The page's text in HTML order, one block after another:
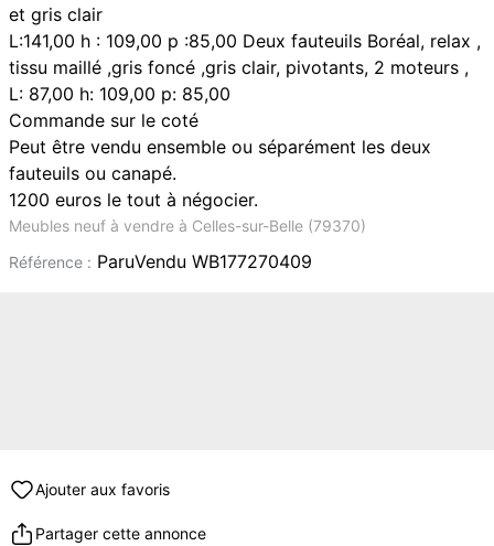
et gris clair
L:141,00 h : 109,00 p :85,00 Deux fauteuils Boréal, relax ,
tissu maillé ,gris foncé ,gris clair, pivotants, 2 moteurs ,
L: 87,00 h: 109,00 p: 85,00
Commande sur le coté
Peut être vendu ensemble ou séparément les deux
fauteuils ou canapé.
1200 euros le tout à négocier.
Meubles neuf à vendre à Celles-sur-Belle (79370)
Référence : ParuVendu WB177270409
Ajouter aux favoris
Partager cette annonce